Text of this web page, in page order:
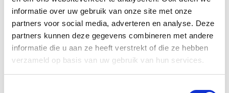
informatie over uw gebruik van onze site met onze
partners voor social media, adverteren en analyse. Deze
partners kunnen deze gegevens combineren met andere
informatie die u aan ze heeft verstrekt of die ze hebben
verzameld op basis van uw gebruik van hun services.
Gerelateerde
producten